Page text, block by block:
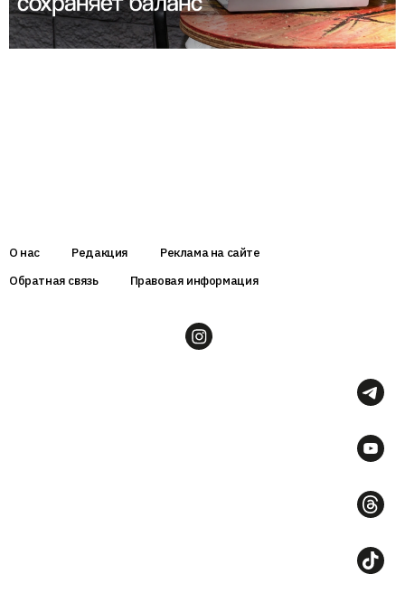
О нас Редакция
Реклама на сайте
Обратная связь
Правовая информация